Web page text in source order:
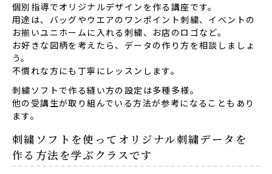
個別指導でオリジナルデザインを作る講座です。
用途は、バッグやウエアのワンポイント刺繍、イベントの
お揃いユニホームに入れる刺繍、お店のロゴなど。
お好きな図柄を考えたら、データの作り方を相談しましょ
う。
不慣れな方にも丁寧にレッスンします。
刺繍ソフトで作る縫い方の設定は多種多様。
他の受講生が取り組んでいる方法が参考になることもあり
ます。
刺繍ソフトを使ってオリジナル刺繍データを
作る方法を学ぶクラスです